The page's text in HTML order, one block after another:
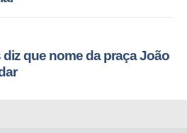
que nome da praça João